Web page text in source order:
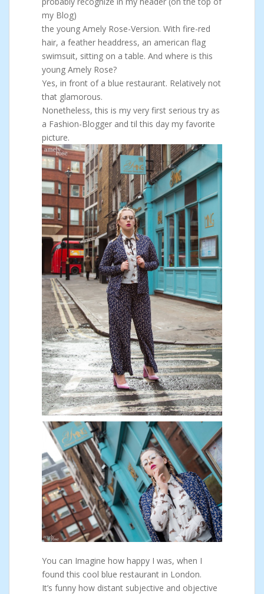
my Blog)
the young Amely Rose-Version. With fire-red
hair, a feather headdress, an american flag
swimsuit, sitting on a table. And where is this
young Amely Rose?
Yes, in front of a blue restaurant. Relatively not
that glamorous.
Nonetheless, this is my very first serious try as
a Fashion-Blogger and til this day my favorite
picture.
You can Imagine how happy I was, when I
found this cool blue restaurant in London.
It’s funny how distant subjective and objective